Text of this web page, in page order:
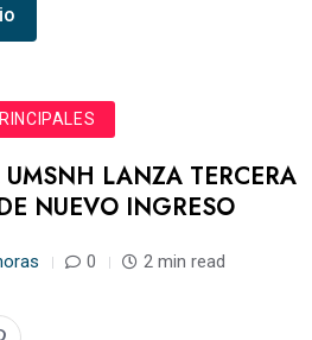
UMSNH LANZA TERCERA
NUEVO INGRESO
0 2 min read